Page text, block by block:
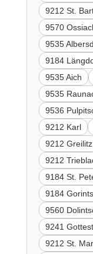
9212 St.
9570
9535
9184
9535 Aich
9535
9536
9212 Karl
9212 Greilitz
9212
9184 St.
9184
9560
9241
9212 St.